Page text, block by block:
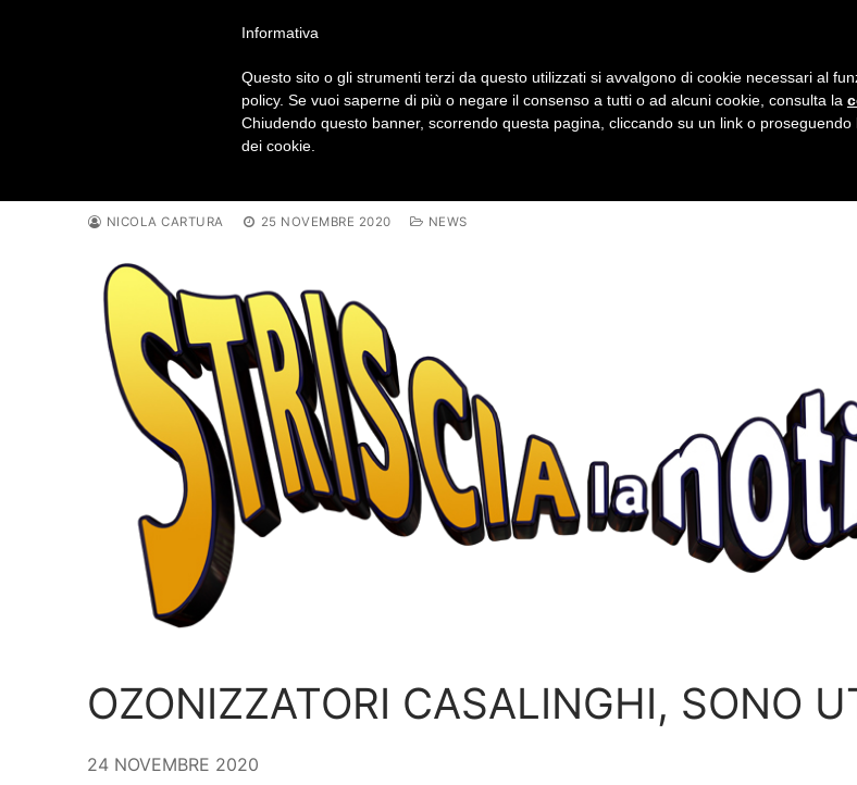
NICOLA CARTURA 25 NOVEMBRE 2020 NEWS
OZONIZZATORI CASALINGHI, SONO
24 NOVEMBRE 2020
Informativa
Questo sito o gli strumenti terzi da questo utilizzati si avvalgono di cookie necessari al
policy. Se vuoi saperne di più o negare il consenso a tutti o ad alcuni cookie, consulta la
Chiudendo questo banner, scorrendo questa pagina, cliccando su un link o
dei cookie.